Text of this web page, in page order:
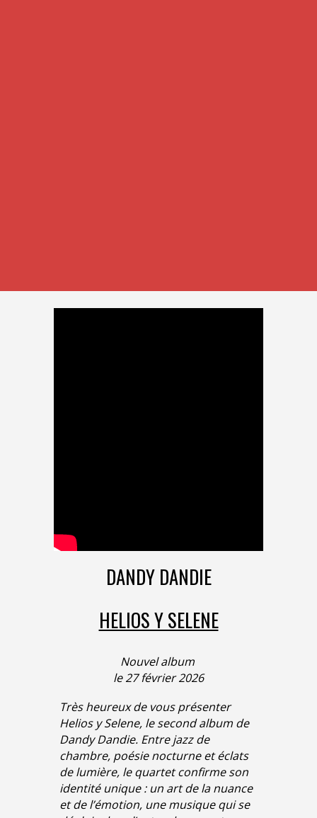
DANDY DANDIE
HELIOS Y SELENE
Nouvel album
le 27 février 2026
Très heureux de vous présenter
Helios y Selene, le second album de
Dandy Dandie. Entre jazz de
chambre, poésie nocturne et éclats
de lumière, le quartet confirme son
identité unique : un art de la nuance
et de l’émotion, une musique qui se